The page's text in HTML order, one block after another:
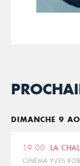
DIMANCHE 9
19:00 LA
CINÉMA YVES